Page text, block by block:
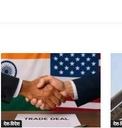
देश-विदेश देश-